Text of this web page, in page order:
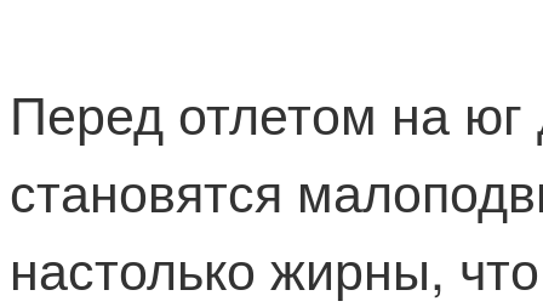
Перед отлетом на
становятся
настолько жирны,